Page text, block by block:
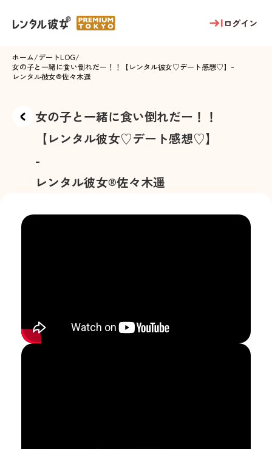
ログイン
ホーム/デートLOG/
女の子と一緒に食い倒れだー！！【レンタル彼女♡デート感想♡】 -
レンタル彼女®佐々木遥
女の子と一緒に食い倒れだー！！
【レンタル彼女♡デート感想♡】
-
レンタル彼女®佐々木遥